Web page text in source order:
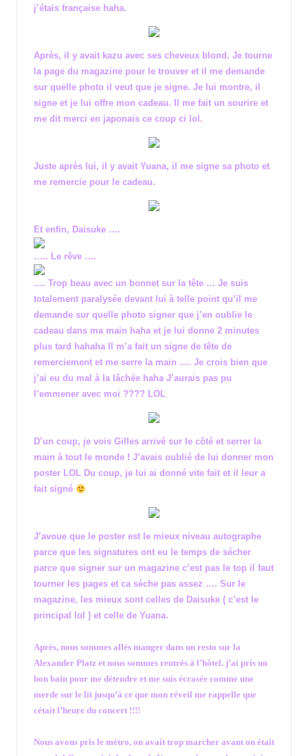
j’étais française haha.
Après, il y avait kazu avec ses cheveux blond. Je tourne
la page du magazine pour le trouver et il me demande
sur quelle photo il veut que je signe. Je lui montre, il
signe et je lui offre mon cadeau. Il me fait un sourire et
me dit merci en japonais ce coup ci lol.
Juste après lui, il y avait Yuana, il me signe sa photo et
me remercie pour le cadeau.
Et enfin, Daisuke ….
….. Le rêve ….
…. Trop beau avec un bonnet sur la tête … Je suis
totalement paralysée devant lui à telle point qu’il me
demande sur quelle photo signer que j’en oublie le
cadeau dans ma main haha et je lui donne 2 minutes
plus tard hahaha Il m’a fait un signe de tête de
remerciement et me serre la main …. Je crois bien que
j’ai eu du mal à la lâchée haha J’aurais pas pu
l’emmener avec moi ???? LOL
D’un coup, je vois Gilles arrivé sur le côté et serrer la
main à tout le monde ! J’avais oublié de lui donner mon
poster LOL Du coup, je lui ai donné vite fait et il leur a
fait signé
J’avoue que le poster est le mieux niveau autographe
parce que les signatures ont eu le temps de sécher
parce que signer sur un magazine c’est pas le top il faut
tourner les pages et ca sèche pas assez …. Sur le
magazine, les mieux sont celles de Daisuke ( c’est le
principal lol ) et celle de Yuana.
Après, nous sommes allés manger dans un resto sur la
Alexander Platz et nous sommes rentrés à l’hôtel. j’ai pris un
bon bain pour me détendre et me suis écrasée comme une
merde sur le lit jusqu’à ce que mon réveil me rappelle que
cétait l’heure du concert !!!!
Nous avons pris le métro, on avait trop marcher avant on était